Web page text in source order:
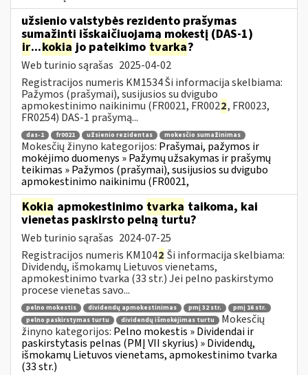
užsienio valstybės rezidento prašymas
sumažinti išskaičiuojamą mokestį (DAS-1)
ir...kokia jo pateikimo tvarka?
Web turinio sąrašas 2025-04-02
Registracijos numeris KM1534 Ši informacija skelbiama:
Pažymos (prašymai), susijusios su dvigubo
apmokestinimo naikinimu (FR0021, FR0022, FR0023,
FR0254) DAS-1 prašymą...
das-1 fr0021 užsienio rezidentas mokesčio sumažinimas
Mokesčių žinyno kategorijos: Prašymai, pažymos ir
mokėjimo duomenys » Pažymų užsakymas ir prašymų
teikimas » Pažymos (prašymai), susijusios su dvigubo
apmokestinimo naikinimu (FR0021,
Kokia apmokestinimo tvarka taikoma, kai
vienetas paskirsto pelną turtu?
Web turinio sąrašas 2024-07-25
Registracijos numeris KM1042 Ši informacija skelbiama:
Dividendų, išmokamų Lietuvos vienetams,
apmokestinimo tvarka (33 str.) Jei pelno paskirstymo
procese vienetas savo...
pelno mokestis dividendų apmokestinimas pmį 32 str.
pmį 16 str.
pelno paskirstymas turtu
dividendų išmokėjimas turtu
Mokesčių
žinyno kategorijos: Pelno mokestis » Dividendai ir
paskirstytasis pelnas (PMĮ VII skyrius) » Dividendų,
išmokamų Lietuvos vienetams, apmokestinimo tvarka
(33 str.)